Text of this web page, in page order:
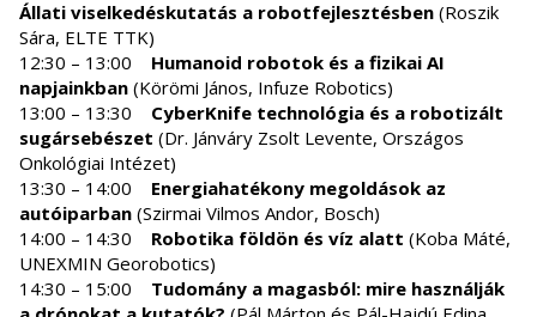
Állati viselkedéskutatás a robotfejlesztésben (Roszik
Sára, ELTE TTK)
12:30 – 13:00 Humanoid robotok és a fizikai AI
napjainkban (Körömi János, Infuze Robotics)
13:00 – 13:30 CyberKnife technológia és a robotizált
sugársebészet (Dr. Jánváry Zsolt Levente, Országos
Onkológiai Intézet)
13:30 – 14:00 Energiahatékony megoldások az
autóiparban (Szirmai Vilmos Andor, Bosch)
14:00 – 14:30 Robotika földön és víz alatt (Koba Máté,
UNEXMIN Georobotics)
14:30 – 15:00 Tudomány a magasból: mire használják